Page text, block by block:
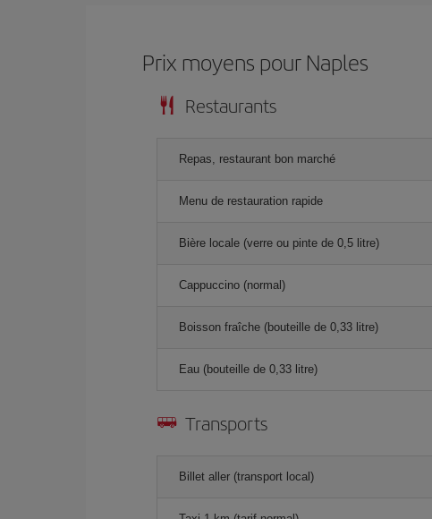
Prix ​​moyens pour Naples
Restaurants
Repas, restaurant bon marché
Menu de restauration rapide
Bière locale (verre ou pinte de 0,5 litre)
Cappuccino (normal)
Boisson fraîche (bouteille de 0,33 litre)
Eau (bouteille de 0,33 litre)
Transports
Billet aller (transport local)